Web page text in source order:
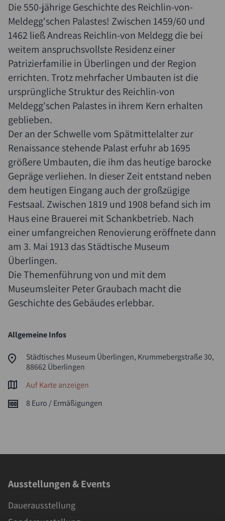
Die 550-jährige Geschichte des Reichlin-von-
Meldegg'schen Palastes! Zwischen 1459/60 und
1462 ließ Andreas Reichlin-von Meldegg die bei
weitem anspruchsvollste Residenz einer
Patrizierfamilie in Überlingen und der Region
errichten. Trotz mehrfacher Umbauten ist die
ursprüngliche Struktur des Reichlin-von
Meldegg'schen Palastes in ihrem Kern erhalten
geblieben.
Der an der Schwelle vom Spätmittelalter zur
Renaissance stehende Palast erfuhr ab 1695
größere Umbauten, die ihm das heutige barocke
Gepräge verliehen. In dieser Zeit entstand neben
dem heutigen Eingang auch der großzügige
Festsaal. Zwischen 1819 und 1908 befand sich im
Haus eine Brauerei mit Schankbetrieb. Nach
einer umfangreichen Renovierung eröffnete dann
am 3. Mai 1913 das Städtische Museum
Überlingen.
Die Themenführung von und mit dem
Museumsleiter Peter Graubach macht die
Geschichte des Gebäudes erlebbar.
Allgemeine Infos
Städtisches Museum Überlingen, Krummebergstraße 30,
88662 Überlingen
Auf Karte anzeigen
8 Euro / Ermäßigungen
Ausstellungen & Events
Dauerausstellung